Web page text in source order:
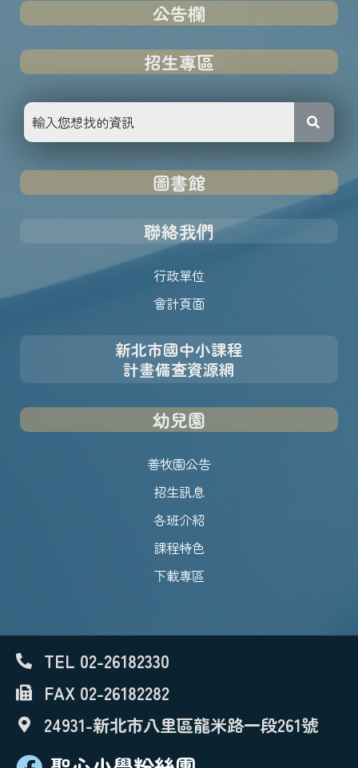
公告欄
招生專區
圖書館
聯絡我們
行政單位
會計頁面
新北市國中小課程
計畫備查資源網
幼兒園
善牧園公告
招生訊息
各班介紹
課程特色
下載專區
TEL 02-26182330
FAX 02-26182282
24931-新北市八里區龍米路一段261號